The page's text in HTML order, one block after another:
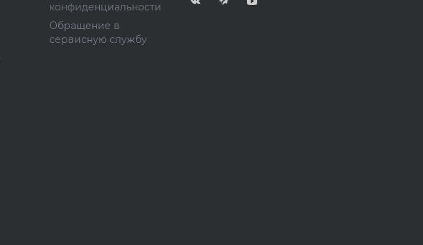
конфиденциальности
Обращение в
сервисную службу